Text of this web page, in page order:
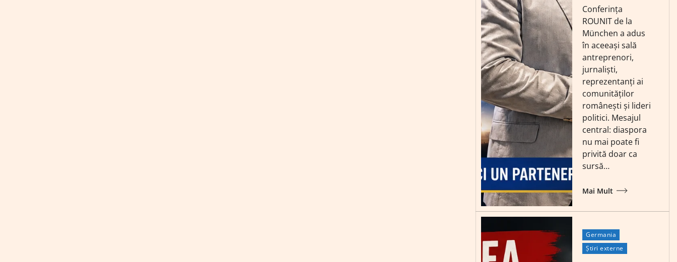
Conferința
ROUNIT de la
München a adus
în aceeași sală
antreprenori,
jurnaliști,
reprezentanți ai
comunităților
românești și lideri
politici. Mesajul
central: diaspora
nu mai poate fi
privită doar ca
sursă…
Mai Mult
Germania
Știri externe